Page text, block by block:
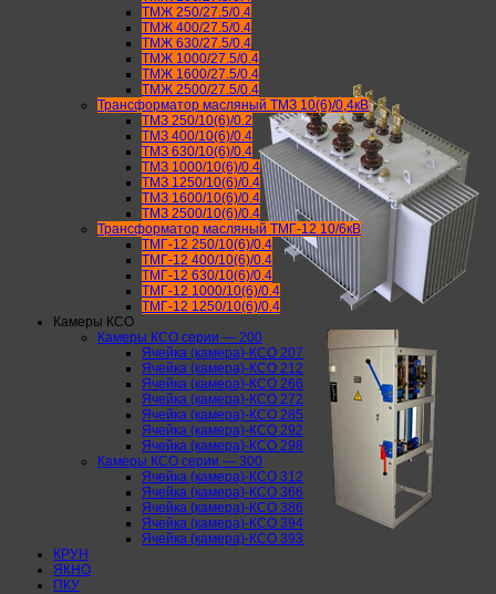
ТМЖ 250/27.5/0.4
ТМЖ 400/27.5/0.4
ТМЖ 630/27.5/0.4
ТМЖ 1000/27.5/0.4
ТМЖ 1600/27.5/0.4
ТМЖ 2500/27.5/0.4
Трансформатор масляный ТМЗ 10(6)/0,4кВ
ТМЗ 250/10(6)/0.2
ТМЗ 400/10(6)/0.4
ТМЗ 630/10(6)/0.4
ТМЗ 1000/10(6)/0.4
ТМЗ 1250/10(6)/0.4
ТМЗ 1600/10(6)/0.4
ТМЗ 2500/10(6)/0.4
Трансформатор масляный ТМГ-12 10/6кВ
ТМГ-12 250/10(6)/0.4
ТМГ-12 400/10(6)/0.4
ТМГ-12 630/10(6)/0.4
ТМГ-12 1000/10(6)/0.4
ТМГ-12 1250/10(6)/0.4
Камеры КСО
Камеры КСО серии — 200
Ячейка (камера)-КСО 207
Ячейка (камера)-КСО 212
Ячейка (камера)-КСО 266
Ячейка (камера)-КСО 272
Ячейка (камера)-КСО 285
Ячейка (камера)-КСО 292
Ячейка (камера)-КСО 298
Камеры КСО серии — 300
Ячейка (камера)-КСО 312
Ячейка (камера)-КСО 366
Ячейка (камера)-КСО 386
Ячейка (камера)-КСО 394
Ячейка (камера)-КСО 393
КРУН
ЯКНО
ПКУ